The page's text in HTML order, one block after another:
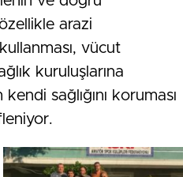
arazi
vücut
kuruluşlarına
sağlığını koruması